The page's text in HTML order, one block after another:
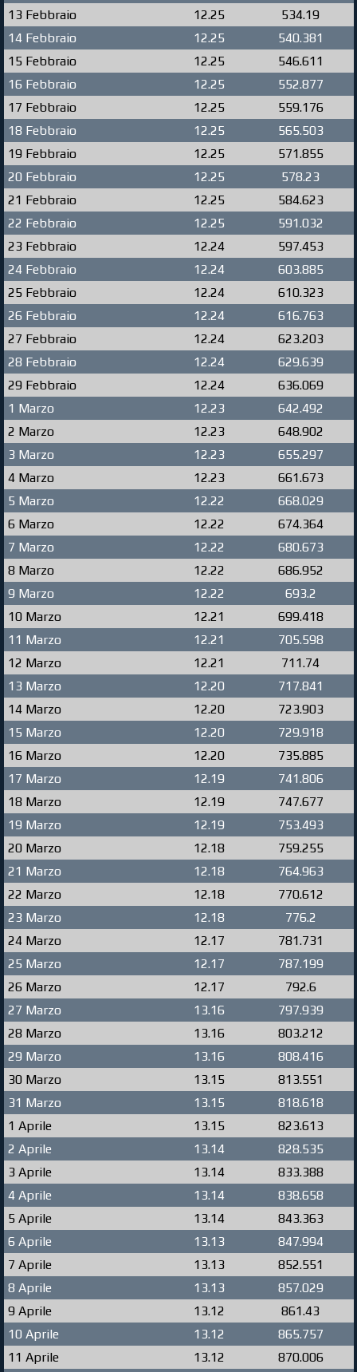
13 Febbraio 12.25
534.19
14 Febbraio
12.25
540.381
15 Febbraio
12.25
546.611
16 Febbraio
12.25
552.877
17 Febbraio
12.25
559.176
18 Febbraio
12.25
565.503
19 Febbraio
12.25
571.855
20 Febbraio
12.25
578.23
21 Febbraio
12.25
584.623
22 Febbraio
12.25
591.032
23 Febbraio
12.24
597.453
24 Febbraio
12.24
603.885
25 Febbraio
12.24
610.323
26 Febbraio
12.24
616.763
27 Febbraio
12.24
623.203
28 Febbraio
12.24
629.639
29 Febbraio
12.24
636.069
1 Marzo
12.23
642.492
2 Marzo
12.23
648.902
3 Marzo
12.23
655.297
4 Marzo
12.23
661.673
5 Marzo
12.22
668.029
6 Marzo
12.22
674.364
7 Marzo
12.22
680.673
8 Marzo
12.22
686.952
9 Marzo
12.22
693.2
10 Marzo
12.21
699.418
11 Marzo
12.21
705.598
12 Marzo
12.21
711.74
13 Marzo
12.20
717.841
14 Marzo
12.20
723.903
15 Marzo
12.20
729.918
16 Marzo
12.20
735.885
17 Marzo
12.19
741.806
18 Marzo
12.19
747.677
19 Marzo
12.19
753.493
20 Marzo
12.18
759.255
21 Marzo
12.18
764.963
22 Marzo
12.18
770.612
23 Marzo
12.18
776.2
24 Marzo
12.17
781.731
25 Marzo
12.17
787.199
26 Marzo
12.17
792.6
27 Marzo
13.16
797.939
28 Marzo
13.16
803.212
29 Marzo
13.16
808.416
30 Marzo
13.15
813.551
31 Marzo
13.15
818.618
1 Aprile
13.15
823.613
2 Aprile
13.14
828.535
3 Aprile
13.14
833.388
4 Aprile
13.14
838.658
5 Aprile
13.14
843.363
6 Aprile
13.13
847.994
7 Aprile
13.13
852.551
8 Aprile
13.13
857.029
9 Aprile
13.12
861.43
10 Aprile
13.12
865.757
11 Aprile
13.12
870.006